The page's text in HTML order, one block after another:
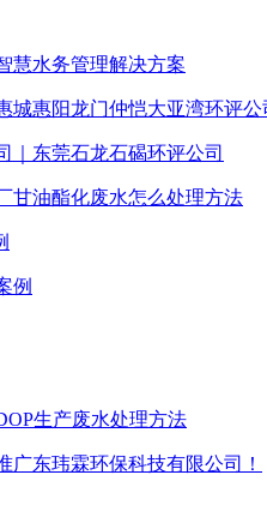
慧水务管理解决方案
城惠阳龙门仲恺大亚湾环评公
｜东莞石龙石碣环评公司
甘油酯化废水怎么处理方法
例
生产废水处理方法
东玮霖环保科技有限公司！